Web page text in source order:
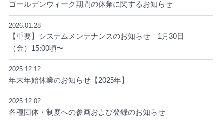
ゴールデンウィーク期間の休業に関するお知らせ
【重要】システムメンテナンスのお知らせ｜1月30日
（金）15:00頃〜
2026.01.28
年末年始休業のお知らせ【2025年】
2025.12.12
各種団体・制度への参画および登録のお知らせ
2025.12.02